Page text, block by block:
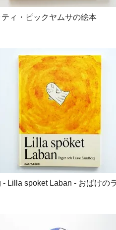
ィ・ピックヤムサの絵本
- Lilla spoket Laban - おばけの